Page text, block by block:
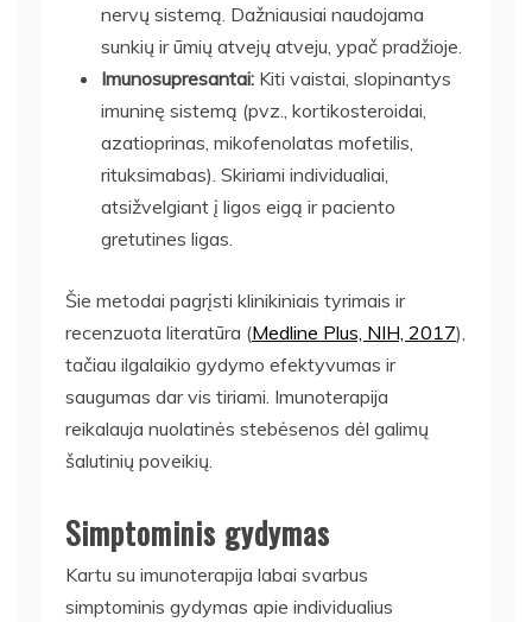
nervų sistemą. Dažniausiai naudojama
sunkių ir ūmių atvejų atveju, ypač pradžioje.
Imunosupresantai: Kiti vaistai, slopinantys
imuninę sistemą (pvz., kortikosteroidai,
azatioprinas, mikofenolatas mofetilis,
rituksimabas). Skiriami individualiai,
atsižvelgiant į ligos eigą ir paciento
gretutines ligas.
Šie metodai pagrįsti klinikiniais tyrimais ir
recenzuota literatūra (Medline Plus, NIH, 2017),
tačiau ilgalaikio gydymo efektyvumas ir
saugumas dar vis tiriami. Imunoterapija
reikalauja nuolatinės stebėsenos dėl galimų
šalutinių poveikių.
Simptominis gydymas
Kartu su imunoterapija labai svarbus
simptominis gydymas apie individualius